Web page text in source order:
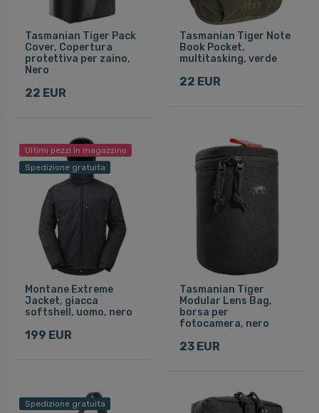
Tasmanian Tiger Pack
Cover, Copertura
protettiva per zaino,
Nero
22 EUR
Tasmanian Tiger Note
Book Pocket,
multitasking, verde
22 EUR
Ultimi pezzi in magazzino
Spedizione gratuita
Montane Extreme
Jacket, giacca
softshell, uomo, nero
199 EUR
Tasmanian Tiger
Modular Lens Bag,
borsa per
fotocamera, nero
23 EUR
Spedizione gratuita